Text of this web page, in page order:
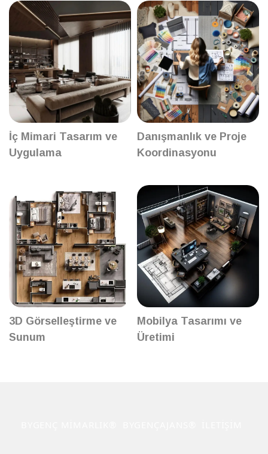
İç Mimari Tasarım ve
Uygulama
Danışmanlık ve Proje
Koordinasyonu
3D Görselleştirme ve
Sunum
Mobilya Tasarımı ve
Üretimi